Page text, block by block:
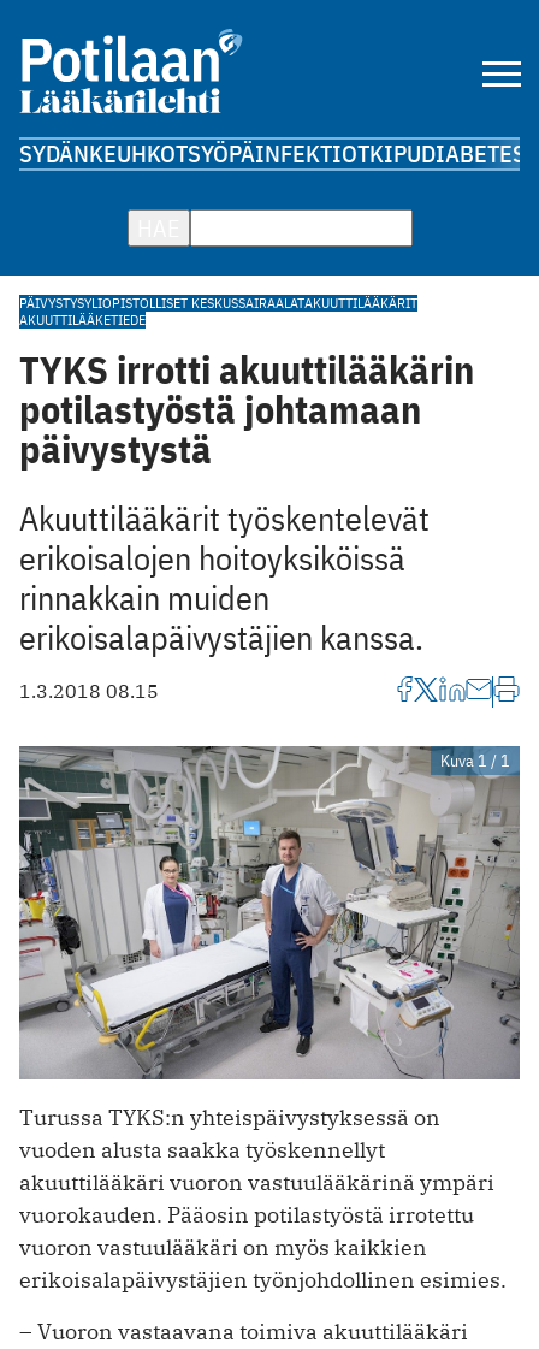
SYDÄNKEUHKOTSYÖPÄINFEKTIOTKIPUDIABETES
PÄIVYSTYSYLIOPISTOLLISET KESKUSSAIRAALATAKUUTTILÄÄKÄRIT
AKUUTTILÄÄKETIEDE
TYKS irrotti akuuttilääkärin
potilastyöstä johtamaan
päivystystä
Akuuttilääkärit ­työskentelevät
erikoisalojen hoitoyksiköissä
rinnakkain muiden
erikoisalapäivystäjien kanssa.
1.3.2018 08.15
Kuva 1 / 1
Turussa TYKS:n yhteispäivystyksessä on
vuoden alusta saakka työskennellyt
akuuttilääkäri vuoron vastuulääkärinä ympäri
vuorokauden. Pääosin potilastyöstä irrotettu
vuoron vastuulääkäri on myös kaikkien
erikoisalapäivystäjien työnjohdollinen esimies.
– Vuoron vastaavana toimiva akuuttilääkäri